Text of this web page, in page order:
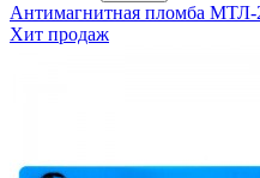
Антимагнитная пломба МТЛ-
Хит продаж